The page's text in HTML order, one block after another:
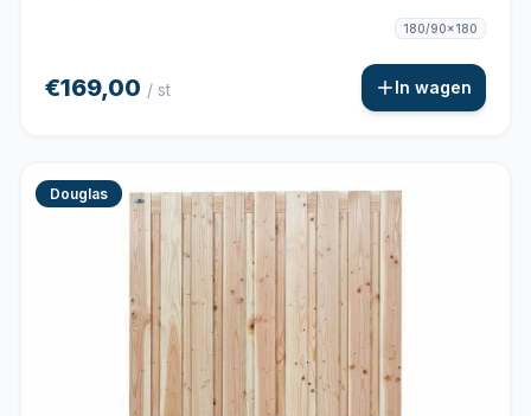
180/90x180
€169,00 / st In wagen
Douglas